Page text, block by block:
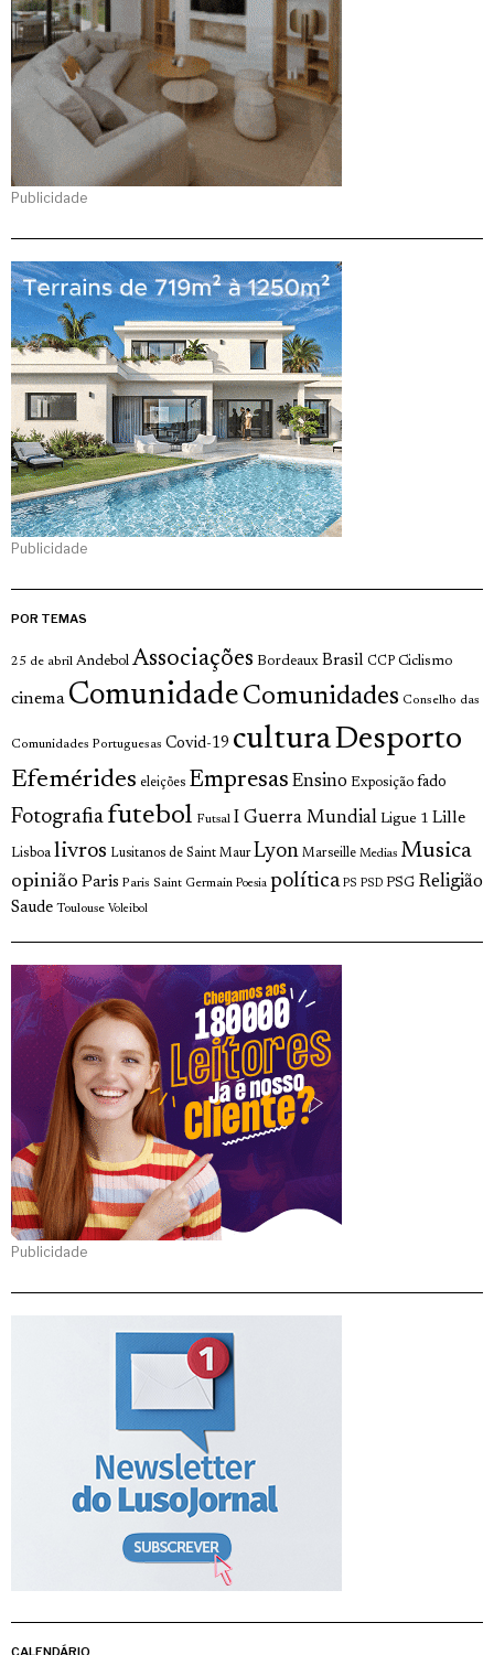
Publicidade
Publicidade
POR TEMAS
25 de abril Andebol Associações Bordeaux Brasil CCP Ciclismo
cinema Comunidade Comunidades Conselho das
Comunidades Portuguesas Covid-19 culturaDesporto
Efemérides eleições Empresas Ensino Exposição fado
Fotografia futebol Futsal I Guerra Mundial Ligue 1 Lille
Lisboa livros Lusitanos de Saint Maur Lyon Marseille Medias Musica
opinião Paris Paris Saint Germain Poesia política PS PSD PSG Religião
Saude Toulouse Voleibol
Publicidade
CALENDÁRIO